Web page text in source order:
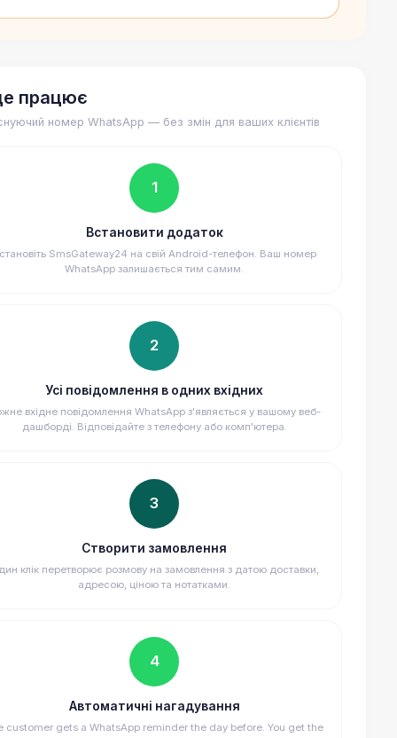
працює
номер WhatsApp — без змін для ваших клієнтів
1
Встановити додаток
SmsGateway24 на свій Android-телефон. Ваш номер
WhatsApp залишається тим самим.
2
Усі повідомлення в одних вхідних
вхідне повідомлення WhatsApp з'являється у вашому веб-
дашборді. Відповідайте з телефону або комп'ютера.
3
Створити замовлення
клік перетворює розмову на замовлення з датою доставки,
адресою, ціною та нотатками.
4
Автоматичні нагадування
customer gets a WhatsApp reminder the day before. You get the